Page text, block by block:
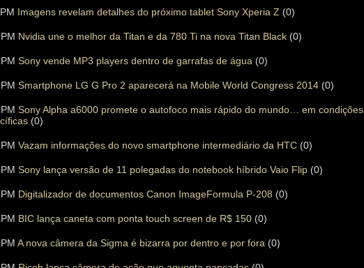
Imagens revelam detalhes do próximo tablet Sony Xperia Z (0)
Nvidia une o melhor da Titan e da 780 Ti na nova Titan Black (0)
Sony vende MP3 players dentro de garrafas de água (0)
Smartphone LG G Pro 2 aparecerá na Mobile World Congress 2014 (0)
Sony Alpha a6000 promete o autofoco mais rápido do mundo… em condições
(0)
Vazam informações do novo smartphone intermediário da HTC (0)
Sony lança versão de 11 polegadas do notebook híbrido Vaio Flip (0)
Digitalizador de documentos Canon ImageFormula P-208 (0)
BIC lança caneta com ponta touch screen de R$ 150 (0)
A nova câmera da Sigma é bizarra por dentro e por fora (0)